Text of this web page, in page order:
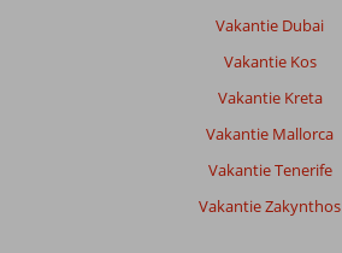
Vakantie Dubai
Vakantie Kos
Vakantie Kreta
Vakantie Mallorca
Vakantie Tenerife
Vakantie Zakynthos